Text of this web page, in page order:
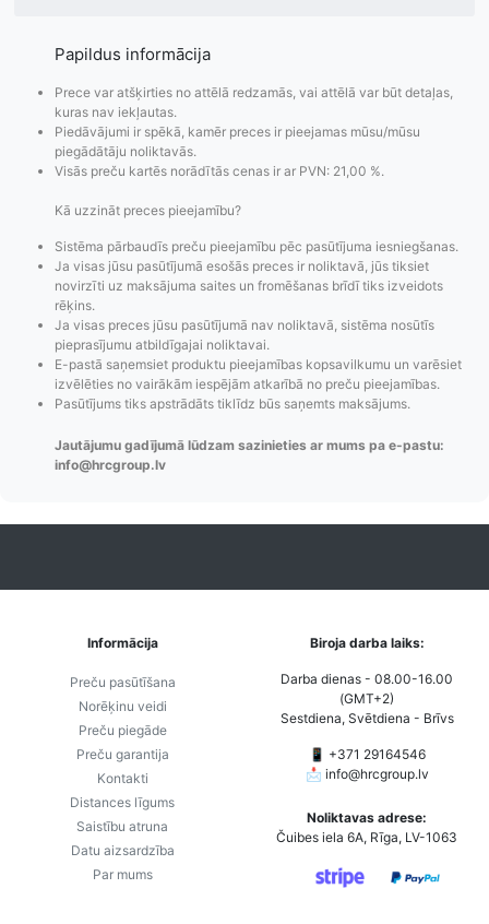
Pasūtījumu statusa
paziņojumi,
Izsekošana,
Pasūtījumu re-
order u.c.
to izmaksas bez
lietotāja konta
PayPal
Papildus informācija
Prece var atšķirties no attēlā redzamās, vai attēlā var būt detaļas,
kuras nav iekļautas.
Piedāvājumi ir spēkā, kamēr preces ir pieejamas mūsu/mūsu
piegādātāju noliktavās.
Visās preču kartēs norādītās cenas ir ar PVN: 21,00 %.
Kā uzzināt preces pieejamību?
Sistēma pārbaudīs preču pieejamību pēc pasūtījuma iesniegšanas.
Ja visas jūsu pasūtījumā esošās preces ir noliktavā, jūs tiksiet
novirzīti uz maksājuma saites un fromēšanas brīdī tiks izveidots
rēķins.
Ja visas preces jūsu pasūtījumā nav noliktavā, sistēma nosūtīs
pieprasījumu atbildīgajai noliktavai.
E-pastā saņemsiet produktu pieejamības kopsavilkumu un varēsiet
izvēlēties no vairākām iespējām atkarībā no preču pieejamības.
Pasūtījums tiks apstrādāts tiklīdz būs saņemts maksājums.
Jautājumu gadījumā lūdzam sazinieties ar mums pa e-pastu:
info@hrcgroup.lv
Informācija
Preču pasūtīšana
Norēķinu veidi
Preču piegāde
Preču garantija
Kontakti
Distances līgums
Saistību atruna
Datu aizsardzība
Par mums
Biroja darba laiks:
Darba dienas - 08.00-16.00
(GMT+2)
Sestdiena, Svētdiena - Brīvs
📱 +371 29164546
📩 info@hrcgroup.lv
Noliktavas adrese:
Čuibes iela 6A, Rīga, LV-1063